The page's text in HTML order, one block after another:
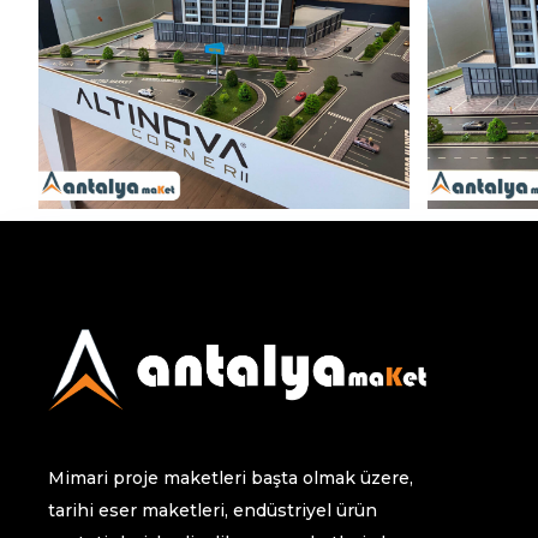
Mimari proje maketleri başta olmak üzere,
tarihi eser maketleri, endüstriyel ürün